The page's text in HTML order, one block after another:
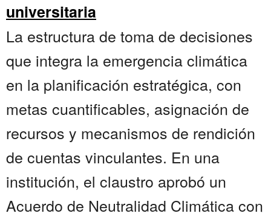
universitaria
La estructura de toma de decisiones
que integra la emergencia climática
en la planificación estratégica, con
metas cuantificables, asignación de
recursos y mecanismos de rendición
de cuentas vinculantes. En una
institución, el claustro aprobó un
Acuerdo de Neutralidad Climática con